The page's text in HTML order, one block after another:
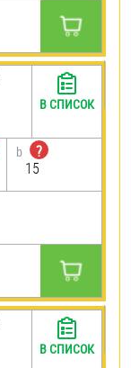
b
?
15
В СПИСОК
В СПИСОК